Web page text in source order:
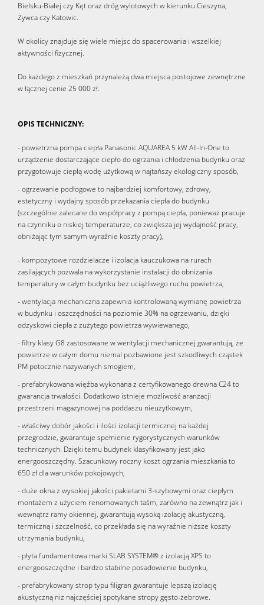
Bielsku-Białej czy Kęt oraz dróg wylotowych w kierunku Cieszyna,
Żywca czy Katowic.
W okolicy znajduje się wiele miejsc do spacerowania i wszelkiej
aktywności fizycznej.
Do każdego z mieszkań przynależą dwa miejsca postojowe zewnętrzne
w łącznej cenie 25 000 zł.
OPIS TECHNICZNY:
- powietrzna pompa ciepła Panasonic AQUAREA 5 kW All-In-One to
urządzenie dostarczające ciepło do ogrzania i chłodzenia budynku oraz
przygotowuje ciepłą wodę użytkową w najtańszy ekologiczny sposób,
- ogrzewanie podłogowe to najbardziej komfortowy, zdrowy,
estetyczny i wydajny sposób przekazania ciepła do budynku
(szczególnie zalecane do współpracy z pompą ciepła, ponieważ pracuje
na czynniku o niskiej temperaturze, co zwiększa jej wydajność pracy,
obniżając tym samym wyraźnie koszty pracy),
- kompozytowe rozdzielacze i izolacja kauczukowa na rurach
zasilających pozwala na wykorzystanie instalacji do obniżania
temperatury w całym budynku bez uciążliwego ruchu powietrza,
- wentylacja mechaniczna zapewnia kontrolowaną wymianę powietrza
w budynku i oszczędności na poziomie 30% na ogrzewaniu, dzięki
odzyskowi ciepła z zużytego powietrza wywiewanego,
- filtry klasy G8 zastosowane w wentylacji mechanicznej gwarantują, że
powietrze w całym domu niemal pozbawione jest szkodliwych cząstek
PM potocznie nazywanych smogiem,
- prefabrykowana więźba wykonana z certyfikowanego drewna C24 to
gwarancja trwałości. Dodatkowo istnieje możliwość aranżacji
przestrzeni magazynowej na poddaszu nieużytkowym,
- właściwy dobór jakości i ilości izolacji termicznej na każdej
przegrodzie, gwarantuje spełnienie rygorystycznych warunków
technicznych. Dzięki temu budynek klasyfikowany jest jako
energooszczędny. Szacunkowy roczny koszt ogrzania mieszkania to
650 zł dla warunków pokojowych,
- duże okna z wysokiej jakości pakietami 3-szybowymi oraz ciepłym
montażem z użyciem renomowanych taśm, zarówno na zewnątrz jak i
wewnątrz ramy okiennej, gwarantują wysoką izolację akustyczną,
termiczną i szczelność, co przekłada się na wyraźnie niższe koszty
utrzymania budynku,
- płyta fundamentowa marki SLAB SYSTEM® z izolacją XPS to
energooszczędne i bardzo stabilne posadowienie budynku,
- prefabrykowany strop typu filigran gwarantuje lepszą izolację
akustyczną niż najczęściej spotykane stropy gęsto-żebrowe.